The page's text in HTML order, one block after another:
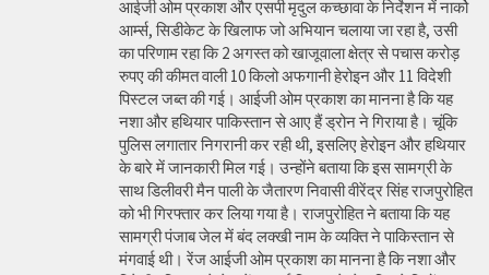
आईजी ओम प्रकाश और एसपी मृदुल कच्छावा के निर्देशन में नार्को
आर्म्स, सिडीकेट के खिलाफ जो अभियान चलाया जा रहा है, उसी
का परिणाम रहा कि 2 अगस्त को खाजूवाला क्षेत्र से पचास करोड़
रुपए की कीमत वाली 10 किलो अफगानी हेरोइन और 11 विदेशी
पिस्टल जब्त की गई। आईजी ओम प्रकाश का मानना है कि यह
नशा और हथियार पाकिस्तान से आए हैं ड्रोन ने गिराया है। चूंकि
पुलिस लगातार निगरानी कर रही थी, इसलिए हेरोइन और हथियार
के बारे में जानकारी मिल गई। उन्होंने बताया कि इस सामग्री के
साथ डिलीवरी मैन पाली के जैतारण निवासी वीरेंद्र सिंह राजपुरोहित
को भी गिरफ्तार कर लिया गया है। राजपुरोहित ने बताया कि यह
सामग्री पंजाब जेल में बंद लक्खी नाम के व्यक्ति ने पाकिस्तान से
मंगवाई थी। रेंज आईजी ओम प्रकाश का मानना है कि नशा और